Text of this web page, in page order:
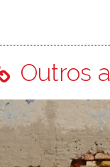
Outros